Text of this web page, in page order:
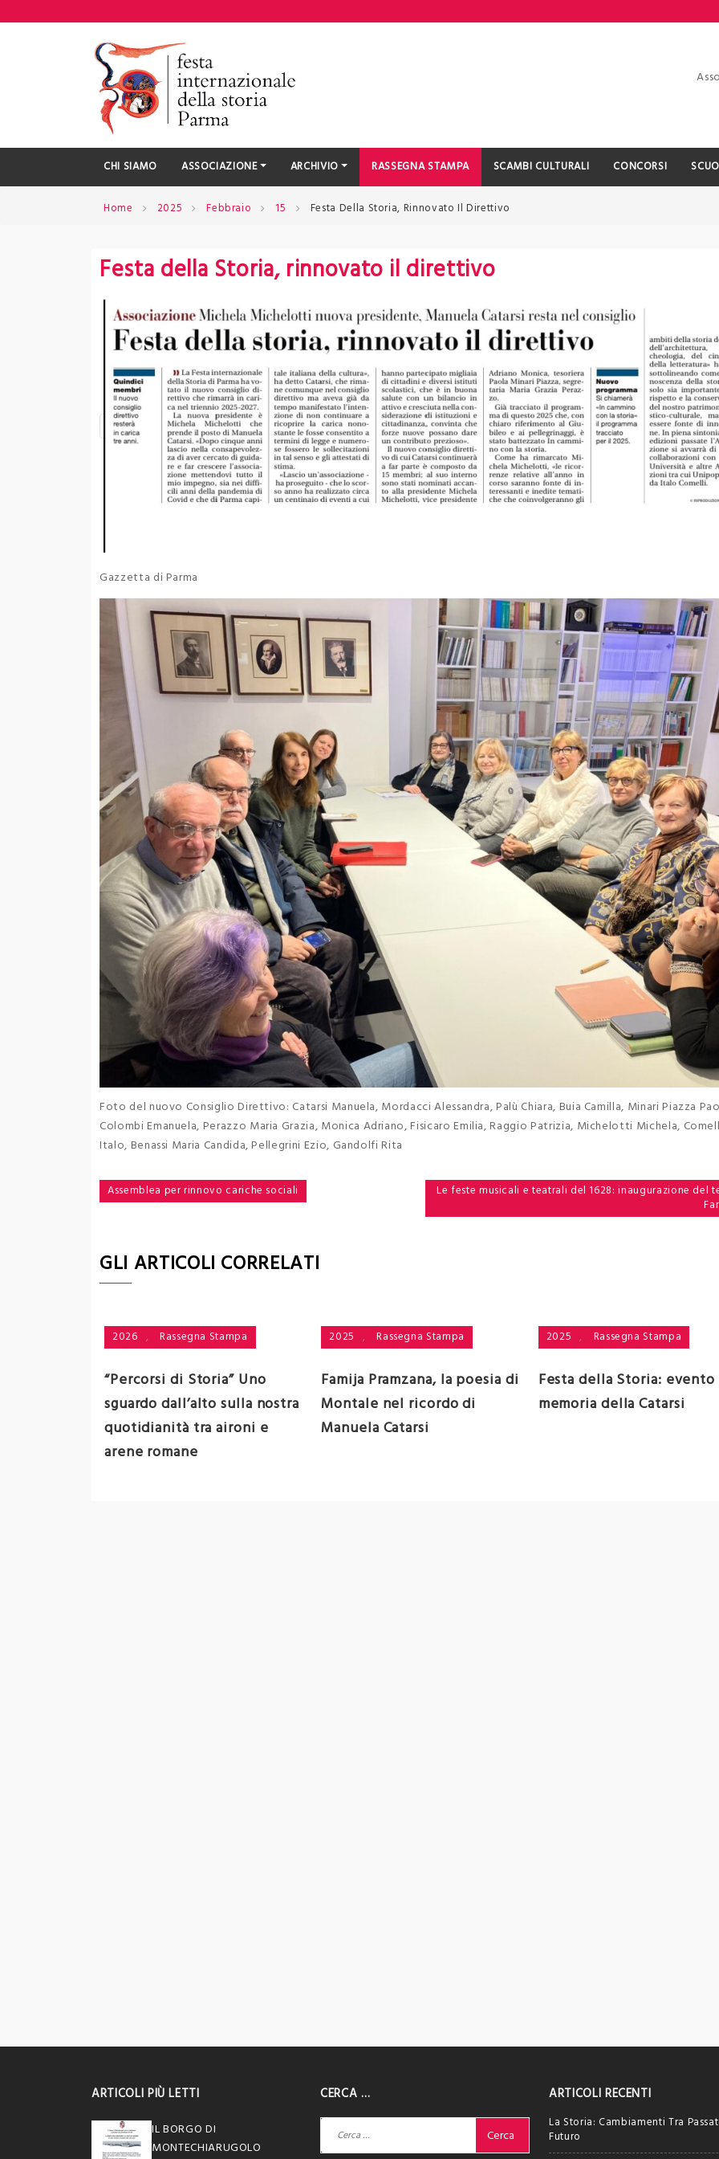
to
CHI SIAMO ASSOCIAZIONE ARCHIVIO RASSEGNA STAMPA SCAMBI CULTURALI CONCORSI
Home 2025 Febbraio 15 Festa Della Storia, Rinnovato Il Direttivo
Festa della Storia, rinnovato il direttivo
Gazzetta di Parma
Foto del nuovo Consiglio Direttivo: Catarsi Manuela, Mordacci Alessandra, Palù Chiara, Buia Camilla, Minari Piazza
Colombi Emanuela, Perazzo Maria Grazia, Monica Adriano, Fisicaro Emilia, Raggio Patrizia, Michelotti Michela,
Italo, Benassi Maria Candida, Pellegrini Ezio, Gandolfi Rita
Navigazione
Assemblea per rinnovo cariche sociali
Le feste musicali e teatrali del 1628: inaugurazione del
GLI ARTICOLI CORRELATI
2026 , Rassegna Stampa
“Percorsi di Storia” Uno
sguardo dall’alto sulla nostra
quotidianità tra aironi e
arene romane
2025 , Rassegna Stampa
Famija Pramzana, la poesia di
Montale nel ricordo di
Manuela Catarsi
2025 , Rassegna Stampa
Festa della Storia:
memoria della Catarsi
ARTICOLI PIÙ LETTI
IL BORGO DI
MONTECHIARUGOLO
CERCA …
Ricerca
per:
ARTICOLI RECENTI
La Storia: Cambiamenti Tra
Futuro